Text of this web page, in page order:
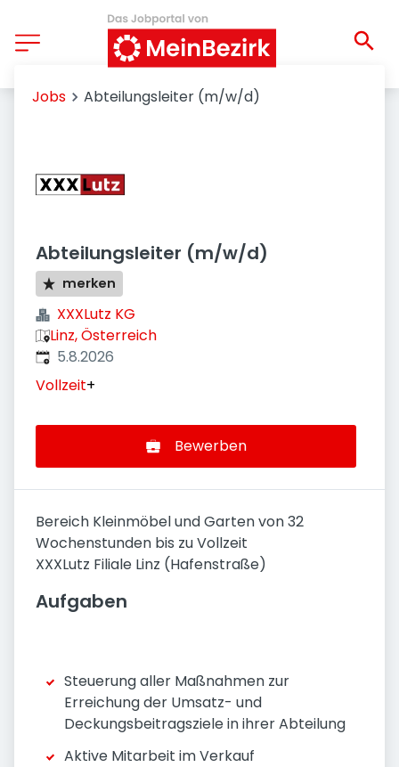
Jobs Abteilungsleiter (m/w/d)
Abteilungsleiter (m/w/d)
merken
XXXLutz KG
Linz, Österreich
Veröffentlicht
5.8.2026
Vollzeit+
Bewerben
Bereich Kleinmöbel und Garten von 32
Wochenstunden bis zu Vollzeit
XXXLutz Filiale Linz (Hafenstraße)
Aufgaben
Steuerung aller Maßnahmen zur
Erreichung der Umsatz- und
Deckungsbeitragsziele in ihrer Abteilung
Aktive Mitarbeit im Verkauf